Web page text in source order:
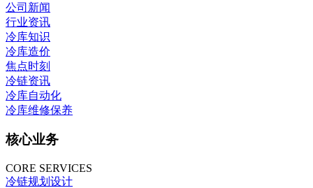
公司新闻
行业资讯
冷库知识
冷库造价
焦点时刻
冷链资讯
冷库自动化
冷库维修保养
核心业务
CORE SERVICES
冷链规划设计